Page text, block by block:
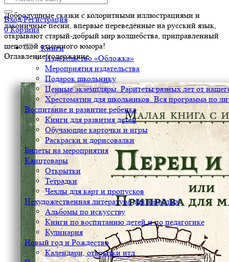
Вход/Регистрация
0 Корзина
Книги
Издательство «Обложка»
Мероприятия издательства
Подарок школьнику
Ценные экземпляры. Раритеты разных лет от
Хрестоматии для школьников. Вся программа по
Воспитание и развитие ребенка
Книги для развития детей
Обучающие карточки и игры
Раскраски и дорисовалки
Билеты на мероприятия
Канцтовары
Открытки
Тетрадки
Чехлы для карт и пропусков
Нехудожественная литература для взрослых
Альбомы по искусству
Книги по воспитанию детей и по педагогике
Кулинария
Новый год и Рождество
Календари, открытки итд
Добродушные сказки с колоритными иллюстрациями и
лаконичные песни, впервые переведённые на русский язык,
открывают старый-добрый мир волшебства, приправленный
щепоткой отменного юмора!
Оглавление/содержание